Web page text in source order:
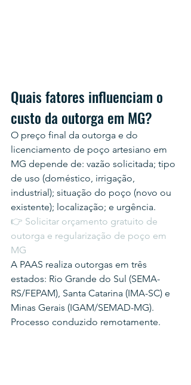
Quais fatores influenciam o
custo da outorga em MG?
O preço final da outorga e do
licenciamento de poço artesiano em
MG depende de: vazão solicitada; tipo
de uso (doméstico, irrigação,
industrial); situação do poço (novo ou
existente); localização; e urgência.
👉 Solicitar orçamento gratuito de
outorga e regularização de poço em
MG
A PAAS realiza outorgas em três
estados: Rio Grande do Sul (SEMA-
RS/FEPAM), Santa Catarina (IMA-SC) e
Minas Gerais (IGAM/SEMAD-MG).
Processo conduzido remotamente.